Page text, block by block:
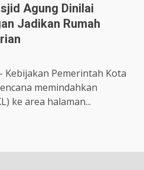
Agung Dinilai
Jadikan Rumah
Kebijakan Pemerintah Kota
memindahkan
ke area halaman...